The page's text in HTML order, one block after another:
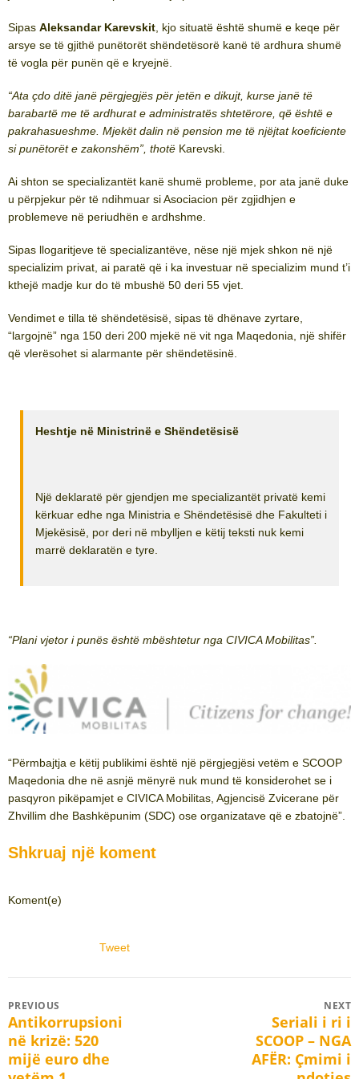
Sipas Aleksandar Karevskit , kjo situatë është shumë e keqe për
arsye se të gjithë punëtorët shëndetësorë kanë të ardhura shumë
të vogla për punën që e kryejnë.
“Ata çdo ditë janë përgjegjës për jetën e dikujt, kurse janë të
barabartë me të ardhurat e administratës shtetërore, që është e
pakrahasueshme. Mjekët dalin në pension me të njëjtat koeficiente
si punëtorët e zakonshëm”, thotë Karevski.
Ai shton se specializantët kanë shumë probleme, por ata janë duke
u përpjekur për të ndihmuar si Asociacion për zgjidhjen e
problemeve në periudhën e ardhshme.
Sipas llogaritjeve të specializantëve, nëse një mjek shkon në një
specializim privat, ai paratë që i ka investuar në specializim mund t’i
kthejë madje kur do të mbushë 50 deri 55 vjet.
Vendimet e tilla të shëndetësisë, sipas të dhënave zyrtare,
“largojnë” nga 150 deri 200 mjekë në vit nga Maqedonia, një shifër
që vlerësohet si alarmante për shëndetësinë.
Heshtje në Ministrinë e Shëndetësisë
Një deklaratë për gjendjen me specializantët privatë kemi
kërkuar edhe nga Ministria e Shëndetësisë dhe Fakulteti i
Mjekësisë, por deri në mbylljen e këtij teksti nuk kemi
marrë deklaratën e tyre.
“Plani vjetor i punës është mbështetur nga CIVICA Mobilitas”.
“Përmbajtja e këtij publikimi është një përgjegjësi vetëm e SCOOP
Maqedonia dhe në asnjë mënyrë nuk mund të konsiderohet se i
pasqyron pikëpamjet e CIVICA Mobilitas, Agjencisë Zvicerane për
Zhvillim dhe Bashkëpunim (SDC) ose organizatave që e zbatojnë”.
Shkruaj një koment
Koment(e)
Tweet
Post
navigation
PREVIOUS
Previous
post:
Antikorrupsioni
në krizë: 520
mijë euro dhe
NEXT
post:
Seriali i ri i
SCOOP – NGA
AFËR: Çmimi i